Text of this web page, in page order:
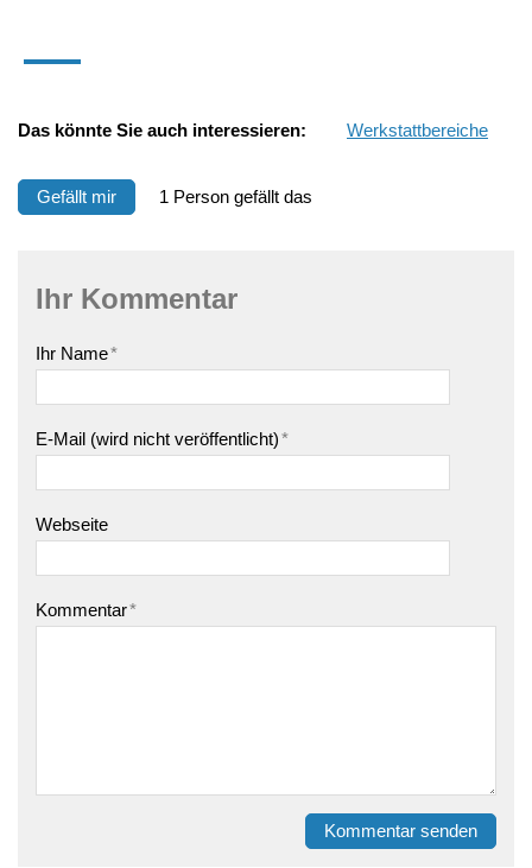
Das könnte Sie auch interessieren: Werkstattbereiche
Gefällt mir 1 Person gefällt das
Ihr Kommentar
Ihr Name*
E-Mail (wird nicht veröffentlicht)*
Webseite
Kommentar*
Kommentar senden